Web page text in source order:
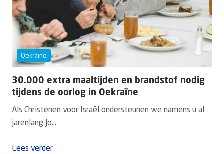
Oekraïne
30.000 extra maaltijden en brandstof nodig
tijdens de oorlog in Oekraïne
Als Christenen voor Israël ondersteunen we namens u al
jarenlang Jo...
Lees verder